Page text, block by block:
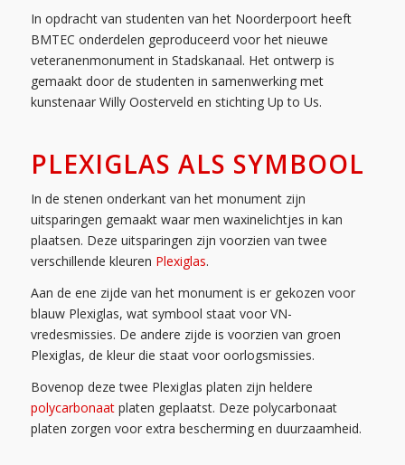
In opdracht van studenten van het Noorderpoort heeft
BMTEC onderdelen geproduceerd voor het nieuwe
veteranenmonument in Stadskanaal. Het ontwerp is
gemaakt door de studenten in samenwerking met
kunstenaar Willy Oosterveld en stichting Up to Us.
PLEXIGLAS ALS SYMBOOL
In de stenen onderkant van het monument zijn
uitsparingen gemaakt waar men waxinelichtjes in kan
plaatsen. Deze uitsparingen zijn voorzien van twee
verschillende kleuren Plexiglas.
Aan de ene zijde van het monument is er gekozen voor
blauw Plexiglas, wat symbool staat voor VN-
vredesmissies. De andere zijde is voorzien van groen
Plexiglas, de kleur die staat voor oorlogsmissies.
Bovenop deze twee Plexiglas platen zijn heldere
polycarbonaatplaten geplaatst. Deze polycarbonaat
platen zorgen voor extra bescherming en duurzaamheid.